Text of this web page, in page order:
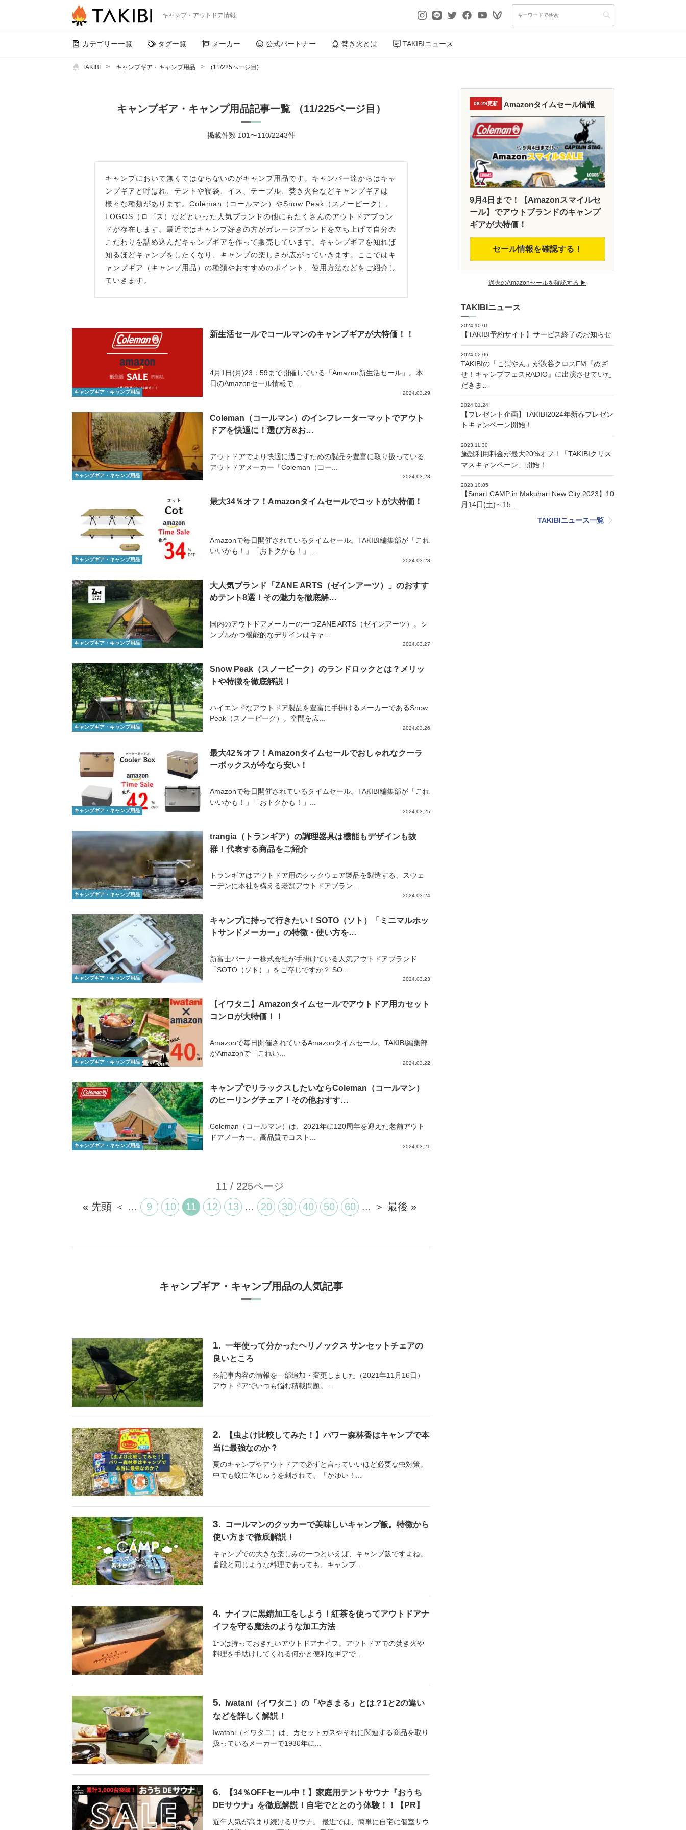
キャンプ・アウトドア情報
カテゴリー一覧 タグ一覧 メーカー 公式パートナー 焚き火とは TAKIBIニュース
TAKIBI キャンプギア・キャンプ用品 (11/225ページ目)
キャンプギア・キャンプ用品記事一覧 （11/225ページ目）
掲載件数 101〜110/2243件
キャンプにおいて無くてはならないのがキャンプ用品です。キャンパー達からはキャ
ンプギアと呼ばれ、テントや寝袋、イス、テーブル、焚き火台などキャンプギアは
様々な種類があります。Coleman（コールマン）やSnow Peak（スノーピーク）、
LOGOS（ロゴス）などといった人気ブランドの他にもたくさんのアウトドアブラン
ドが存在します。最近ではキャンプ好きの方がガレージブランドを立ち上げて自分の
こだわりを詰め込んだキャンプギアを作って販売しています。キャンプギアを知れば
知るほどキャンプをしたくなり、キャンプの楽しさが広がっていきます。ここではキ
ャンプギア（キャンプ用品）の種類やおすすめのポイント、使用方法などをご紹介し
ていきます。
キャンプギア・キャンプ用品
新生活セールでコールマンのキャンプギアが大特価！！
4月1日(月)23：59まで開催している「Amazon新生活セール」。本
日のAmazonセール情報で...
2024.03.29
キャンプギア・キャンプ用品
Coleman（コールマン）のインフレーターマットでアウト
ドアを快適に！選び方&お…
アウトドアでより快適に過ごすための製品を豊富に取り扱っている
アウトドアメーカー「Coleman（コー...
2024.03.28
キャンプギア・キャンプ用品
最大34％オフ！Amazonタイムセールでコットが大特価！
Amazonで毎日開催されているタイムセール。TAKIBI編集部が「これ
いいかも！」「おトクかも！」...
2024.03.28
キャンプギア・キャンプ用品
大人気ブランド「ZANE ARTS（ゼインアーツ）」のおすす
めテント8選！その魅力を徹底解…
国内のアウトドアメーカーの一つZANE ARTS（ゼインアーツ）。シ
ンプルかつ機能的なデザインはキャ...
2024.03.27
キャンプギア・キャンプ用品
Snow Peak（スノーピーク）のランドロックとは？メリッ
トや特徴を徹底解説！
ハイエンドなアウトドア製品を豊富に手掛けるメーカーであるSnow
Peak（スノーピーク）。空間を広...
2024.03.26
キャンプギア・キャンプ用品
最大42％オフ！Amazonタイムセールでおしゃれなクーラ
ーボックスが今なら安い！
Amazonで毎日開催されているタイムセール。TAKIBI編集部が「これ
いいかも！」「おトクかも！」...
2024.03.25
キャンプギア・キャンプ用品
trangia（トランギア）の調理器具は機能もデザインも抜
群！代表する商品をご紹介
トランギアはアウトドア用のクックウェア製品を製造する、スウェ
ーデンに本社を構える老舗アウトドアブラン...
2024.03.24
キャンプギア・キャンプ用品
キャンプに持って行きたい！SOTO（ソト）「ミニマルホッ
トサンドメーカー」の特徴・使い方を…
新富士バーナー株式会社が手掛けている人気アウトドアブランド
「SOTO（ソト）」をご存じですか？ SO...
2024.03.23
キャンプギア・キャンプ用品
【イワタニ】Amazonタイムセールでアウトドア用カセット
コンロが大特価！！
Amazonで毎日開催されているAmazonタイムセール。TAKIBI編集部
がAmazonで「これい...
2024.03.22
キャンプギア・キャンプ用品
キャンプでリラックスしたいならColeman（コールマン）
のヒーリングチェア！その他おすす…
Coleman（コールマン）は、2021年に120周年を迎えた老舗アウト
ドアメーカー。高品質でコスト...
2024.03.21
11 / 225ページ
« 先頭 ＜ ... 9 10 11 12 13 ... 20 30 40 50 60 ... ＞ 最後 »
キャンプギア・キャンプ用品の人気記事
一年使って分かったヘリノックス サンセットチェアの
良いところ
※記事内容の情報を一部追加・変更しました（2021年11月16日）
アウトドアでいつも悩む積載問題。...
【虫よけ比較してみた！】パワー森林香はキャンプで本
当に最強なのか？
夏のキャンプやアウトドアで必ずと言っていいほど必要な虫対策。
中でも蚊に体じゅうを刺されて、「かゆい！...
コールマンのクッカーで美味しいキャンプ飯。特徴から
使い方まで徹底解説！
キャンプでの大きな楽しみの一つといえば、キャンプ飯ですよね。
普段と同じような料理であっても、キャンプ...
ナイフに黒錆加工をしよう！紅茶を使ってアウトドアナ
イフを守る魔法のような加工方法
1つは持っておきたいアウトドアナイフ。アウトドアでの焚き火や
料理を手助けしてくれる何かと便利なギアで...
Iwatani（イワタニ）の「やきまる」とは？1と2の違い
などを詳しく解説！
Iwatani（イワタニ）は、カセットガスやそれに関連する商品を取り
扱っているメーカーで1930年に...
【34％OFFセール中！】家庭用テントサウナ『おうち
DEサウナ』を徹底解説！自宅でととのう体験！！【PR】
近年人気が高まり続けるサウナ。 最近では、簡単に自宅に個室サウ
08.29更新 Amazonタイムセール情報
9月4日まで！【Amazonスマイルセ
ール】でアウトブランドのキャンプ
ギアが大特価！
セール情報を確認する！
過去のAmazonセールを確認する ▶︎
TAKIBIニュース
2024.10.01
【TAKIBI予約サイト】サービス終了のお知らせ
2024.02.06
TAKIBIの「こばやん」が渋谷クロスFM『めざ
せ！キャンプフェスRADIO』に出演させていた
だきま…
2024.01.24
【プレゼント企画】TAKIBI2024年新春プレゼン
トキャンペーン開始！
2023.11.30
施設利用料金が最大20%オフ！「TAKIBIクリス
マスキャンペーン」開始！
2023.10.05
【Smart CAMP in Makuhari New City 2023】10
月14日(土)～15…
TAKIBIニュース一覧